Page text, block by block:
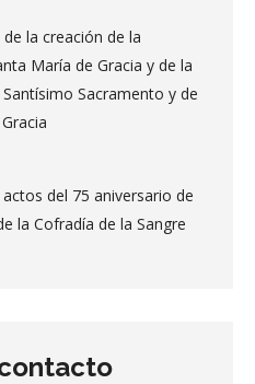
de la creación de la
María de Gracia y de la
Sacramento y de
del 75 aniversario de
la Cofradía de la Sangre